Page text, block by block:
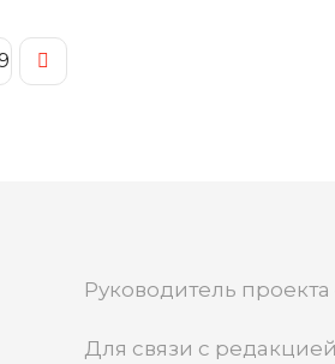
Руководитель
Для связи с